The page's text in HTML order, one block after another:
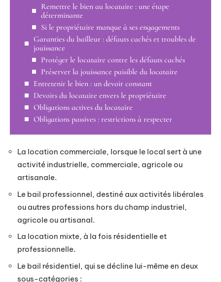
Remettre le bien au locataire : une étape
déterminante
Si le propriétaire manque à ses engagements
Garanties du bailleur : défauts cachés et troubles de
jouissance
Protéger le locataire contre les défauts cachés
Préserver la jouissance paisible du locataire
Entretenir le bien : un devoir constant
Devoirs du locataire envers le propriétaire
Obligations actives du locataire
Obligations passives : restrictions à respecter
La location commerciale, lorsque le local sert à une
activité industrielle, commerciale, agricole ou
artisanale.
Le bail professionnel, destiné aux activités libérales
ou autres professions hors du champ industriel,
agricole ou artisanal.
La location mixte, à la fois résidentielle et
professionnelle.
Le bail résidentiel, qui se décline lui-même en deux
sous-catégories :